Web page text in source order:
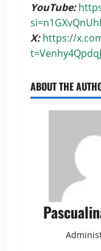
YouTube:
X:https://
ABOUT THE